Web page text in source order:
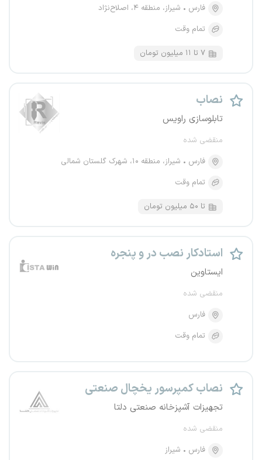
فارس
شیراز، منطقه ۴، اصلاح‌نژاد
تمام وقت
۷ تا ۱۱ میلیون تومان
نصاب
تابلوسازی راویس
منقضی شده
فارس
شیراز، منطقه ۱۰، شهرک گلستان شمالی
تمام وقت
تا ۵۰ میلیون تومان
استادکار نصب در و پنجره
ایستاوین
منقضی شده
فارس
تمام وقت
نصاب کمپرسور یخچال صنعتی
تجهیزات آشپزخانه صنعتی دلتا
منقضی شده
فارس
شیراز